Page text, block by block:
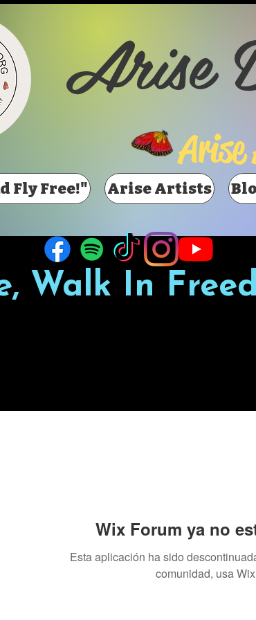
Arise
Fly Free!" Arise Artists
Walk In
Wix Forum ya no
Esta aplicación ha sido
comunidad, usa